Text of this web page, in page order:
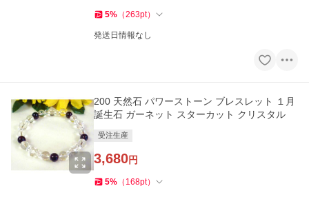
5% （263pt）
発送日情報なし
200 天然石 パワーストーン ブレスレット １月
誕生石 ガーネット スターカット クリスタル
受注生産
3,680円
5% （ 168pt）